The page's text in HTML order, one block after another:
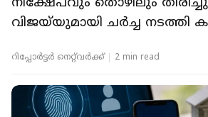
നിക്ഷേപവും തൊഴിലും
വിജയ്‌യുമായി ചർച്ച നടത്തി
റിപ്പോർട്ടർ നെറ്റ്‌വര്‍ക്ക്‌ 2 min read